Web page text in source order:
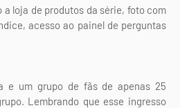
a loja de produtos da série, foto com
acesso ao painel de perguntas
e um grupo de fãs de apenas 25
Lembrando que esse ingresso